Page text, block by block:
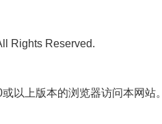
Rights Reserved.
以上版本的浏览器访问本网站。